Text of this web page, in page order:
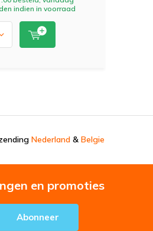
indien in voorraad
Nederland & Belgie
en promoties
Abonneer